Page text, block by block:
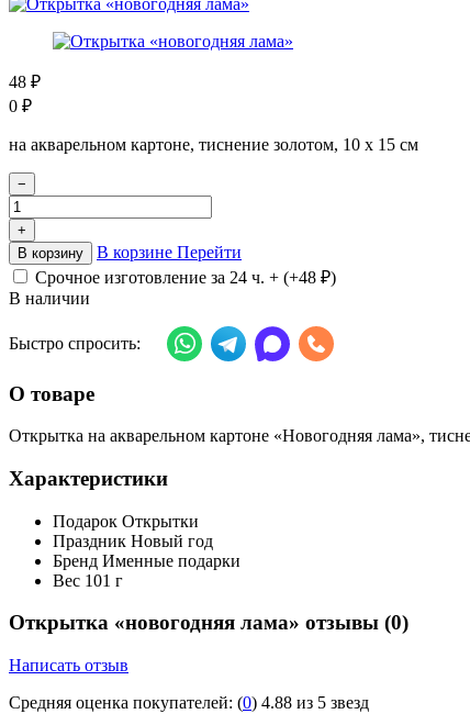
48 ₽
0 ₽
на акварельном картоне, тиснение золотом, 10 х 15 см
−
+
В корзину
В корзине Перейти
Срочное изготовление за 24 ч. + (+48 ₽)
В наличии
Быстро спросить:
О товаре
Открытка на акварельном картоне «Новогодняя лама»,
Характеристики
Подарок Открытки
Праздник Новый год
Бренд Именные подарки
Вес 101 г
Открытка «новогодняя лама» отзывы (0)
Написать отзыв
Средняя оценка покупателей: (0) 4.88 из 5 звезд